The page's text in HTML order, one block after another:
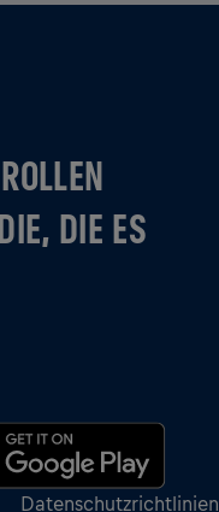
DIE ES
Datenschutzrichtlinien